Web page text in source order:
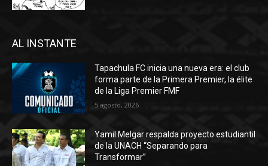
AL INSTANTE
Tapachula FC inicia una nueva era: el club
forma parte de la Primera Premier, la élite
de la Liga Premier FMF
5 agosto, 2026
Yamil Melgar respalda proyecto estudiantil
de la UNACH “Separando para
Transformar”